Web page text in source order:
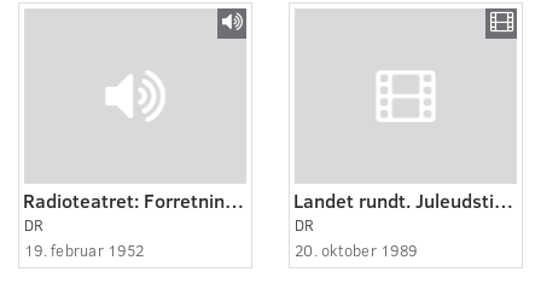
Radioteatret: Forretning er forretning
DR
19. februar 1952
Landet rundt. Juleudstilling.
DR
20. oktober 1989